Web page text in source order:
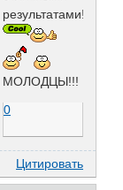
результатами!!!!
МОЛОДЦЫ!!!
0
Цитировать